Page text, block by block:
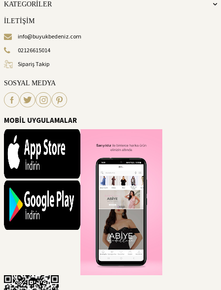
KATEGORİLER
İLETİŞİM
info@buyukbedeniz.com
02126615014
Sipariş Takip
SOSYAL MEDYA
MOBİL UYGULAMALAR